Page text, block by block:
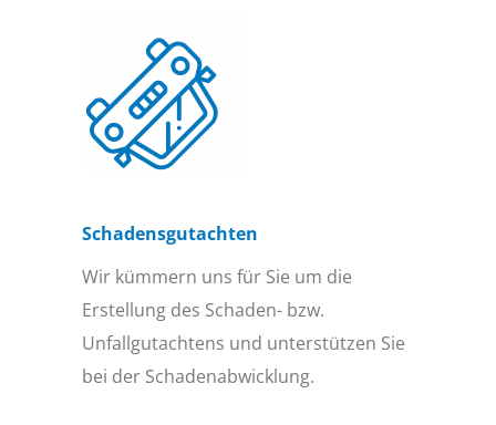
Schadensgutachten
Wir kümmern uns für Sie um die
Erstellung des Schaden- bzw.
Unfallgutachtens und unterstützen Sie
bei der Schadenabwicklung.